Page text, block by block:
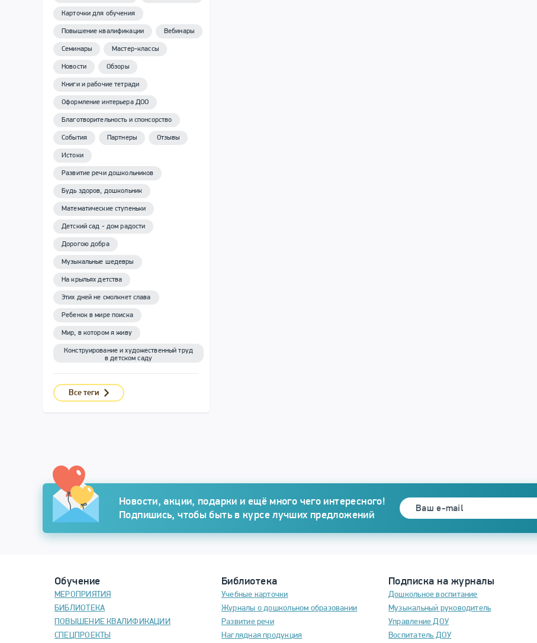
Карточки для обучения
Повышение квалификации Вебинары
Семинары Мастер-классы
Новости Обзоры
Книги и рабочие тетради
Оформление интерьера ДОО
Благотворительность и спонсорство
События Партнеры Отзывы
Истоки
Развитие речи дошкольников
Будь здоров, дошкольник
Математические ступеньки
Детский сад - дом радости
Дорогою добра
Музыкальные шедевры
На крыльях детства
Этих дней не смолкнет слава
Ребенок в мире поиска
Мир, в котором я живу
Конструирование и художественный труд
в детском саду
Все теги
Новости, акции, подарки и ещё много чего интересного!
Подпишись, чтобы быть в курсе лучших предложений
Обучение
МЕРОПРИЯТИЯ
БИБЛИОТЕКА
ПОВЫШЕНИЕ КВАЛИФИКАЦИИ
СПЕЦПРОЕКТЫ
Библиотека
Учебные карточки
Журналы о дошкольном образовании
Развитие речи
Наглядная продукция
Подписка на журналы
Дошкольное воспитание
Музыкальный руководитель
Управление ДОУ
Воспитатель ДОУ